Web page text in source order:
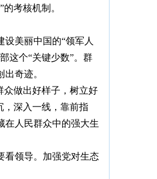
考核机制。
美丽中国的“领军人
这个“关键少数”。群
奇迹。
众做出好样子，树立好
，深入一线，靠前指
在人民群众中的强大生
看领导。加强党对生态